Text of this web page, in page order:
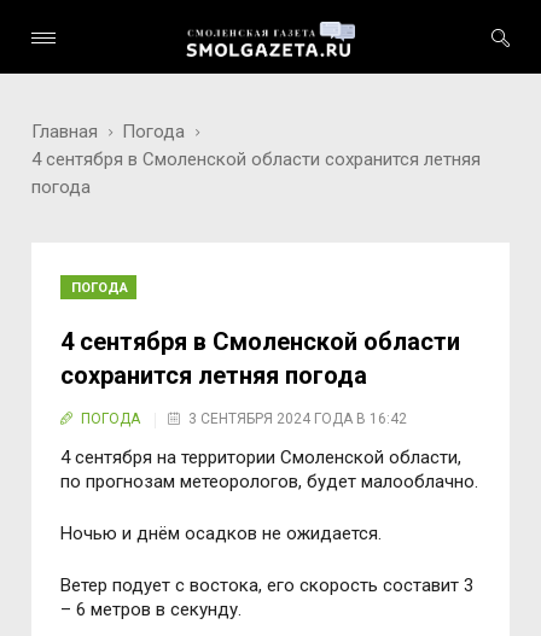
Главная
Погода
4 сентября в Смоленской области сохранится летняя
погода
ПОГОДА
4 сентября в Смоленской области
сохранится летняя погода
ПОГОДА 3 СЕНТЯБРЯ 2024 ГОДА В 16:42
4 сентября на территории Смоленской области,
по прогнозам метеорологов, будет малооблачно.
Ночью и днём осадков не ожидается.
Ветер подует с востока, его скорость составит 3
– 6 метров в секунду.